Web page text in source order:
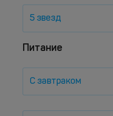
5 звезд
Питание
С завтраком